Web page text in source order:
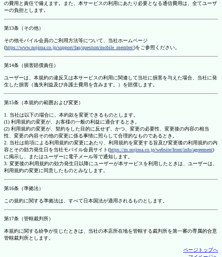
の費用と責任で備えます。また、本サービスの利用にあたり必要となる通信費用は、全てユーザ
ーの負担とします。
第13条（その他）
その他モバイル会員のご利用方法等について、当社ホームページ
(https://www.nojima.co.jp/support/faq/question/mobile_member/)をご参照ください。
第14条（損害賠償責任）
ユーザーは、本規約の違反又は本サービスの利用に関連して当社に損害を与えた場合、当社に発
生した損害（逸失利益及び弁護士費用を含みます。）を賠償します。
第15条（本規約の範囲および変更）
1. 当社は以下の場合に、本約款を変更できるものとします。
(1) 利用規約の変更が、お客様の一般の利益に適合するとき。
(2) 利用規約の変更が、契約をした目的に反せず、かつ、変更の必要性、変更後の内容の相当
性、変更の内容その他の変更に係る事情に照らして合理的なものであるとき。
2. 当社は前項による利用規約の変更にあたり、利用規約を変更する旨及び変更後の利用規約の内
容とその効力発生日を当社モバイル会員サイト(https://m.nojima.co.jp/website/front/info/agreement)
に掲示し、またはユーザーに電子メール等で通知します。
3. 変更後の利用規約の効力発生日以降にユーザーが本サービスを利用したときは、ユーザーは、
利用規約の変更に同意したものとみなします。
第16条（準拠法）
この規約に関する準拠法は、すべて日本国法が適用されるものとします。
第17条（管轄裁判所）
本規約に関する紛争が生じたときは、当社の本店所在地を管轄する裁判所を第一審の専属的合意
管轄裁判所とします。
ページトップへ